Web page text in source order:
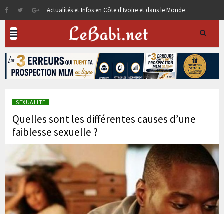
Actualités et Infos en Côte d'Ivoire et dans le Monde
SEXUALITE
Quelles sont les différentes causes d’une
faiblesse sexuelle ?